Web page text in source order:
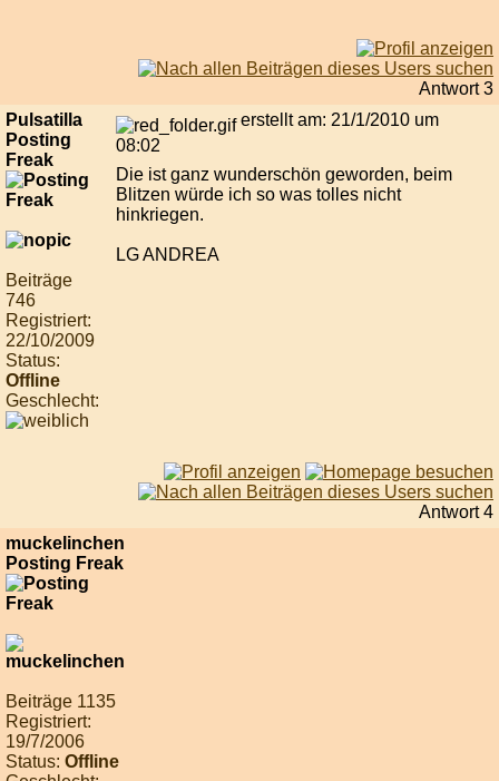
Antwort 3
Pulsatilla
Posting
Freak
Beiträge
746
Registriert:
22/10/2009
Status:
Offline
Geschlecht:
erstellt am: 21/1/2010 um
08:02
Die ist ganz wunderschön geworden, beim
Blitzen würde ich so was tolles nicht
hinkriegen.
LG ANDREA
Antwort 4
muckelinchen
Posting Freak
Beiträge 1135
Registriert:
19/7/2006
Status: Offline